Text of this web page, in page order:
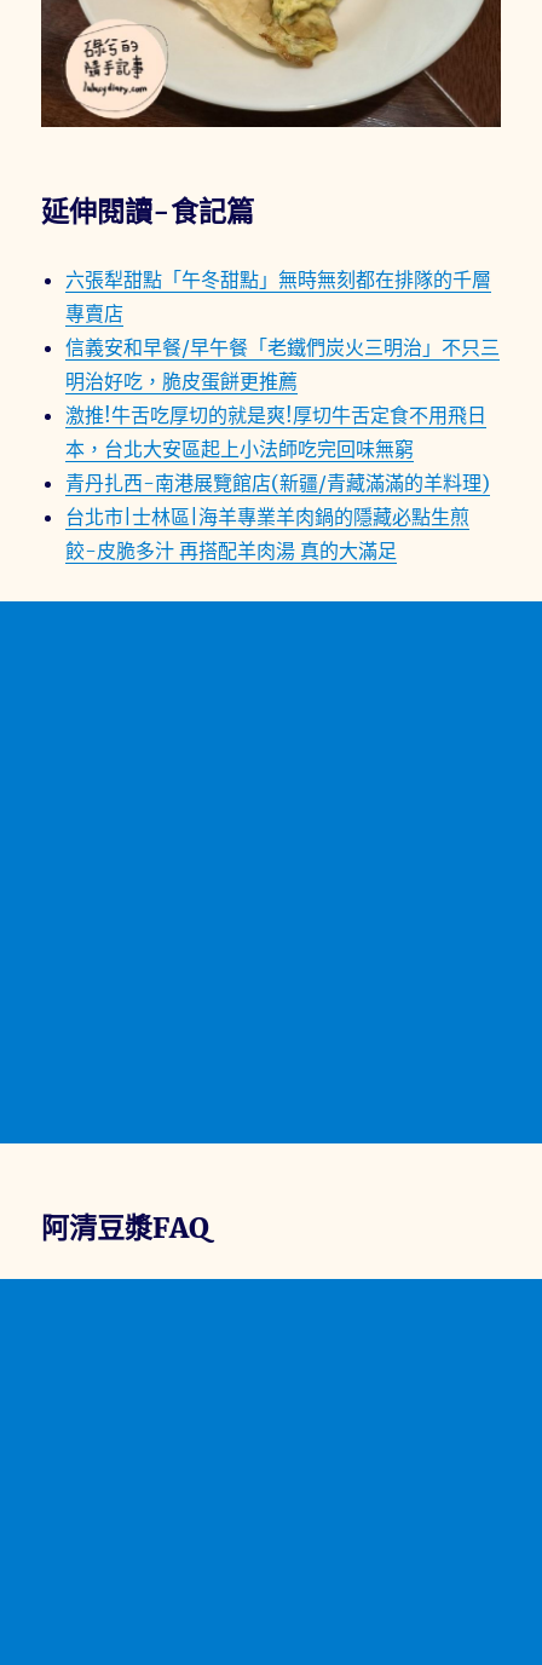
延伸閱讀-食記篇
六張犁甜點「午冬甜點」無時無刻都在排隊的千層
專賣店
信義安和早餐/早午餐「老鐵們炭火三明治」不只三
明治好吃，脆皮蛋餅更推薦
激推!牛舌吃厚切的就是爽!厚切牛舌定食不用飛日
本，台北大安區起上小法師吃完回味無窮
青丹扎西-南港展覽館店(新疆/青藏滿滿的羊料理)
台北市|士林區|海羊專業羊肉鍋的隱藏必點生煎
餃-皮脆多汁 再搭配羊肉湯 真的大滿足
阿清豆漿FAQ